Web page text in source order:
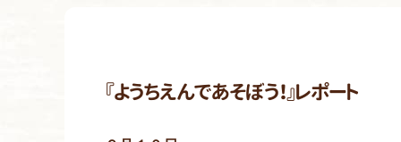
『ようちえんであそぼう！』レポート